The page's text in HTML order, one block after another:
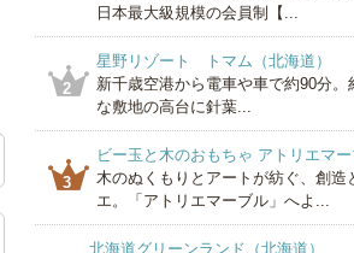
日本最大級規模の会員制【...
2
星野リゾート トマム（北海道）
新千歳空港から電車や車で約90分。
な敷地の高台に針葉...
3
ビー玉と木のおもちゃ アトリエマー
木のぬくもりとアートが紡ぐ、創造
エ。「アトリエマーブル」へよ...
北海道グリーンランド（北海道）